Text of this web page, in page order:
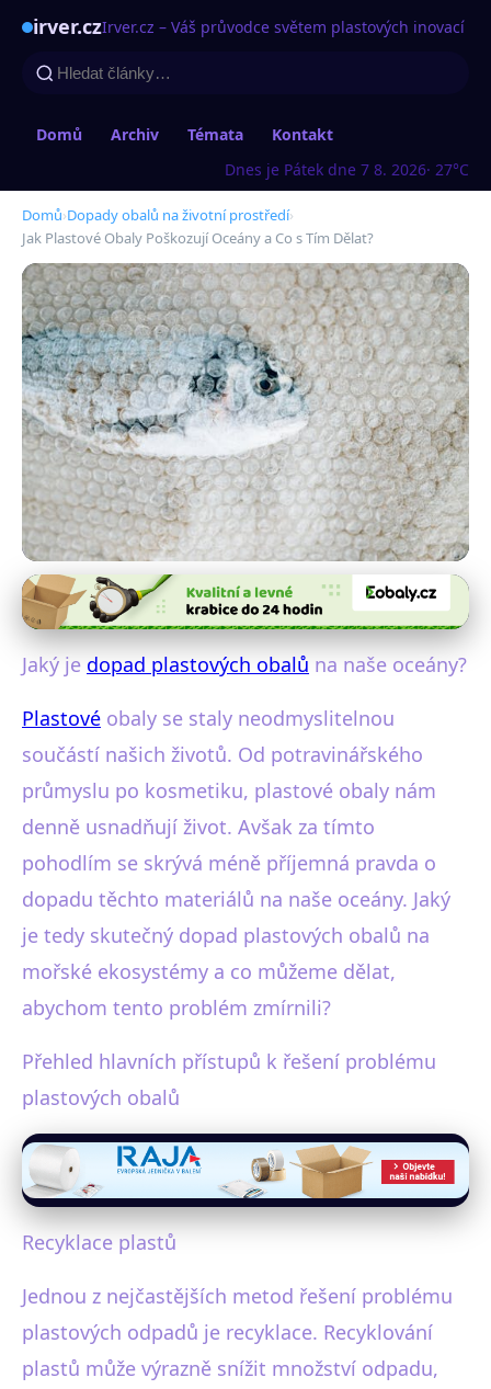
irver.czIrver.cz – Váš průvodce světem plastových inovací
Domů Archiv Témata
Kontakt
Dnes je Pátek dne 7 8. 2026· 27°C
Domů›Dopady obalů na životní prostředí›
Jak Plastové Obaly Poškozují Oceány a Co s Tím Dělat?
Dopady obalů na životní prostředí
Jak Plastové Obaly Poškozují
22. 10. 2025 · 3 min čtení · Autor: Miroslav Zach
Jaký je dopad plastových obalů na naše oceány?
Plastové obaly se staly neodmyslitelnou
součástí našich životů. Od potravinářského
průmyslu po kosmetiku, plastové obaly nám
denně usnadňují život. Avšak za tímto
pohodlím se skrývá méně příjemná pravda o
dopadu těchto materiálů na naše oceány. Jaký
je tedy skutečný dopad plastových obalů na
mořské ekosystémy a co můžeme dělat,
abychom tento problém zmírnili?
Přehled hlavních přístupů k řešení problému
plastových obalů
Recyklace plastů
Jednou z nejčastějších metod řešení problému
plastových odpadů je recyklace. Recyklování
plastů může výrazně snížit množství odpadu,